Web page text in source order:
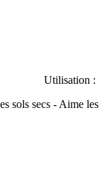
Utilisation :
sols secs - Aime les